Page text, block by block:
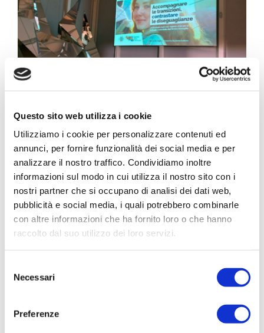
Questo sito web utilizza i cookie
Utilizziamo i cookie per personalizzare contenuti ed
annunci, per fornire funzionalità dei social media e per
analizzare il nostro traffico. Condividiamo inoltre
informazioni sul modo in cui utilizza il nostro sito con i
nostri partner che si occupano di analisi dei dati web,
pubblicità e social media, i quali potrebbero combinarle
con altre informazioni che ha fornito loro o che hanno
raccolto dal suo utilizzo dei loro servizi.
delNecessari
Preferenze
Progetto Cross Life
Blog
Contatti
Vai a Diemme Filtration
Oggi Eleonora Torricelli, Responsabile Sales &
Marketing di B-Plas Sbrl, ha partecipato al
convegno “Accompagnare le transizioni,
contrastare le diseguaglianze”: un tavolo di
confronto per costruire reti tra territori sulle
politiche di sviluppo sostenibile.Eleonora ha
presentato B-Plas di fronte a una platea di esperti
europei e rappresentanti del Patto per il Lavoro e
per il Clima, tra cui Elly Schlein – vicepresidente
e assessore al contrasto alle diseguaglianze e